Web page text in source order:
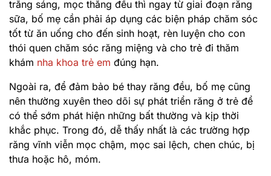
trắng sáng, mọc thẳng đều thì ngay từ giai đoạn răng
sữa, bố mẹ cần phải áp dụng các biện pháp chăm sóc
tốt từ ăn uống cho đến sinh hoạt, rèn luyện cho con
thói quen chăm sóc răng miệng và cho trẻ đi thăm
khám nha khoa trẻ em đúng hạn.
Ngoài ra, để đảm bảo bé thay răng đều, bố mẹ cũng
nên thường xuyên theo dõi sự phát triển răng ở trẻ để
có thể sớm phát hiện những bất thường và kịp thời
khắc phục. Trong đó, dễ thấy nhất là các trường hợp
răng vĩnh viễn mọc chậm, mọc sai lệch, chen chúc, bị
thưa hoặc hô, móm.